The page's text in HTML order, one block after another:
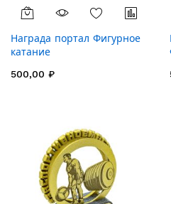
Награда портал Фигурное
катание
500,00 ₽